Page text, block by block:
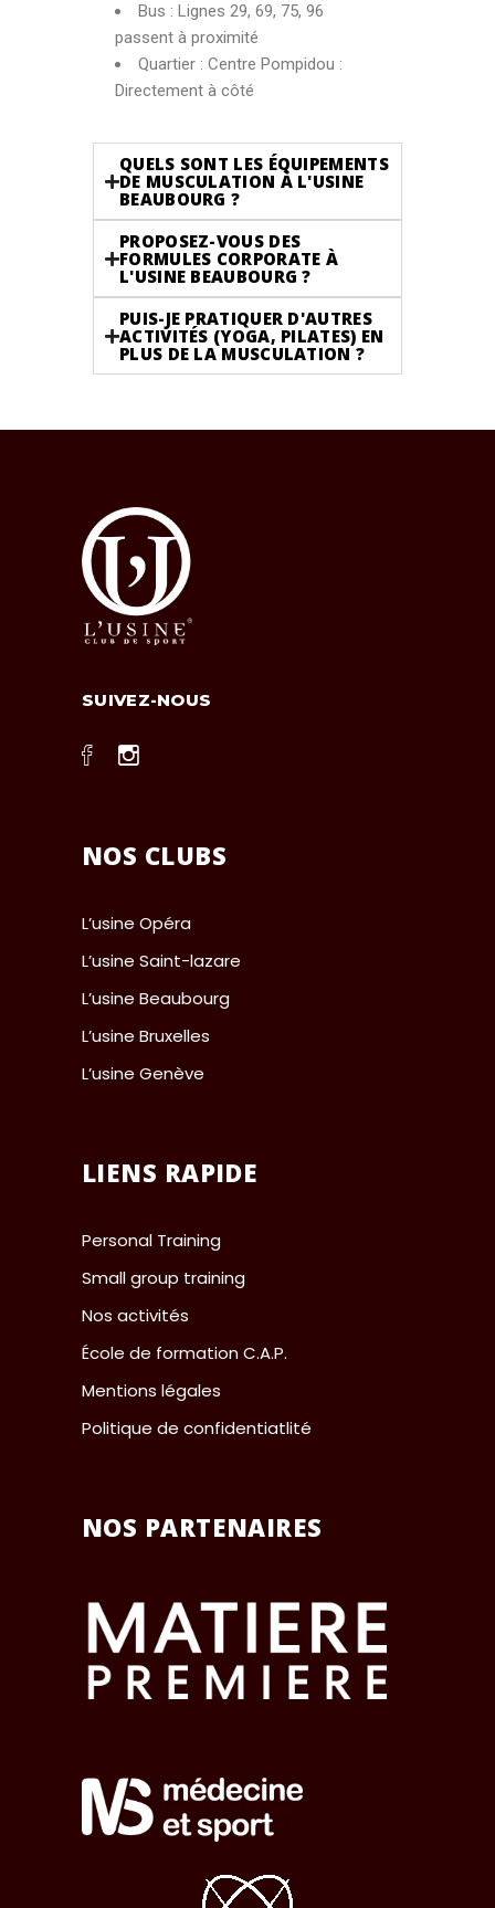
Bus : Lignes 29, 69, 75, 96
passent à proximité
Quartier : Centre Pompidou :
Directement à côté
QUELS SONT LES ÉQUIPEMENTS
DE MUSCULATION À L'USINE
BEAUBOURG ?
PROPOSEZ-VOUS DES
FORMULES CORPORATE À
L'USINE BEAUBOURG ?
PUIS-JE PRATIQUER D'AUTRES
ACTIVITÉS (YOGA, PILATES) EN
PLUS DE LA MUSCULATION ?
SUIVEZ-NOUS
NOS CLUBS
L’usine Opéra
L’usine Saint-lazare
L’usine Beaubourg
L’usine Bruxelles
L’usine Genève
LIENS RAPIDE
Personal Training
Small group training
Nos activités
École de formation C.A.P.
Mentions légales
Politique de confidentiatlité
NOS PARTENAIRES